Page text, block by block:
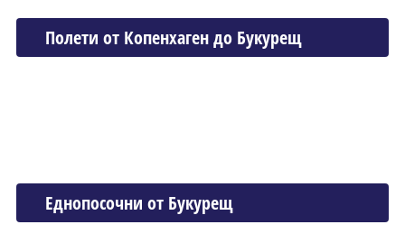
Полети от Копенхаген до Букурещ
Еднопосочни от Букурещ